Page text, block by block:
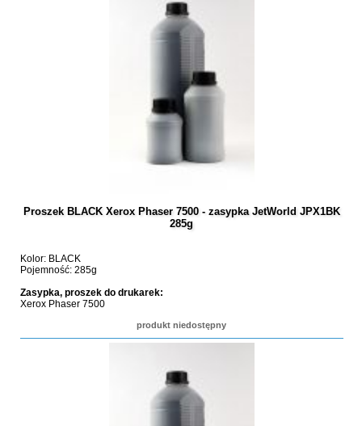
Proszek BLACK Xerox Phaser 7500 - zasypka JetWorld JPX1BK
285g
Kolor: BLACK
Pojemność: 285g
Zasypka, proszek do drukarek:
Xerox Phaser 7500
produkt niedostępny